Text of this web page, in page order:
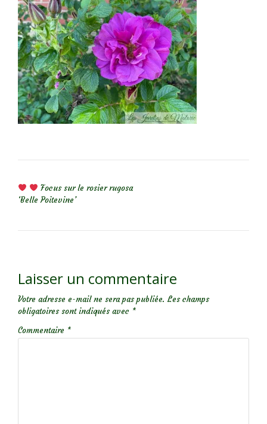
Focus sur le rosier rugosa
‘Belle Poitevine’
Laisser un commentaire
Votre adresse e-mail ne sera pas publiée. Les champs
obligatoires sont indiqués avec *
Commentaire *